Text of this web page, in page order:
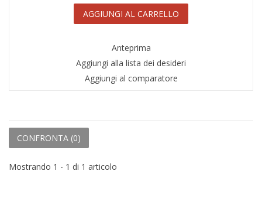
AGGIUNGI AL CARRELLO
Anteprima
Aggiungi alla lista dei desideri
Aggiungi al comparatore
CONFRONTA (0)
Mostrando 1 - 1 di 1 articolo